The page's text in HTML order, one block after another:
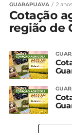
GUARAPUAVA 2
Cotação
região de